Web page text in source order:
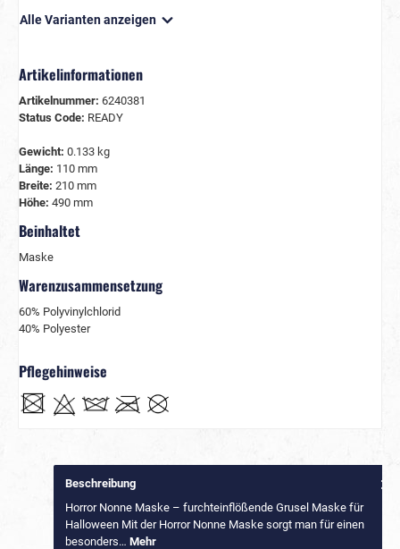
Alle Varianten anzeigen
Artikelinformationen
Artikelnummer: 6240381
Status Code: READY
Gewicht: 0.133 kg
Länge: 110 mm
Breite: 210 mm
Höhe: 490 mm
Beinhaltet
Maske
Warenzusammensetzung
60% Polyvinylchlorid
40% Polyester
Pflegehinweise
Beschreibung
Horror Nonne Maske – furchteinflößende Grusel Maske für
Halloween Mit der Horror Nonne Maske sorgt man für einen
besonders… Mehr